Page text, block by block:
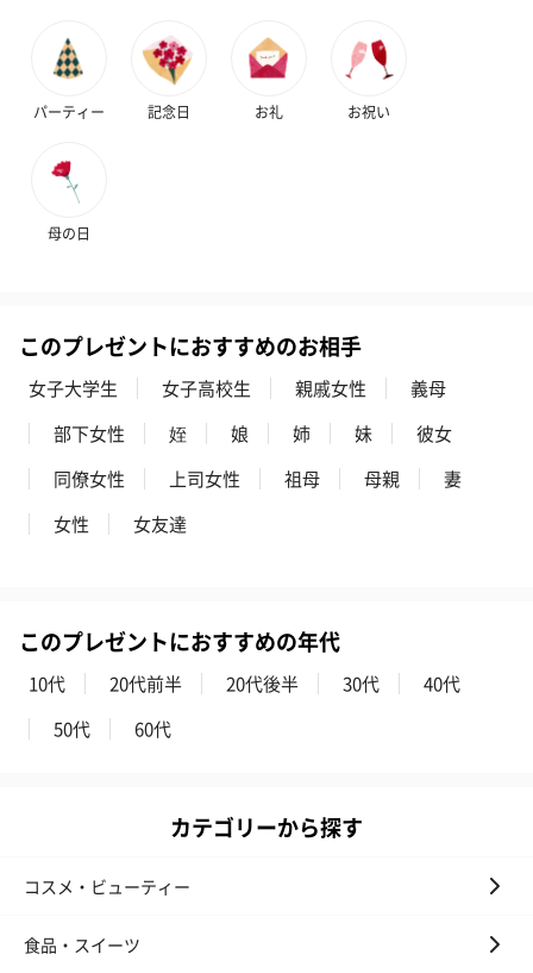
ハンドクリーム3本セッ
ト【ありがとう】
（1,100円）
シャワージェル＆ハン
ドクリーム（ピンクグ
レープフルーツ）
リラックスグッズ
かき氷入浴剤4点セット
（ブルー）（748円）
かき氷入浴剤4点セット
バスフラワー
ハンドタオル・ハンカチ
ハンドタオル・ハンカチを同梱してお届けいたします。ギフトへ
の＋αにおすすめです。
花束ハンドタオル（ピ
花束ハンドタ
パーティー 記念日 お礼 お祝い
母の日
このプレゼントにおすすめのお相手
女子大学生 女子高校生 親戚女性
義母
部下女性
姪 娘 姉 妹
彼女
同僚女性
上司女性 祖母 母親
妻
女性
女友達
このプレゼントにおすすめの年代
10代 20代前半 20代後半 30代
40代
50代
60代
カテゴリーから探す
コスメ・ビューティー
食品・スイーツ